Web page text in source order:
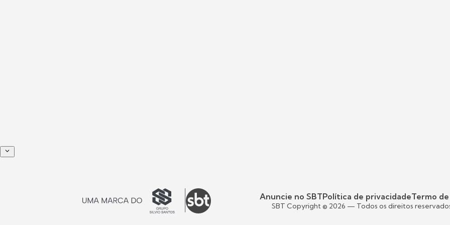
Anuncie no SBTPolítica de privacidadeTermo de
SBT Copyright © 2026 — Todos os direitos